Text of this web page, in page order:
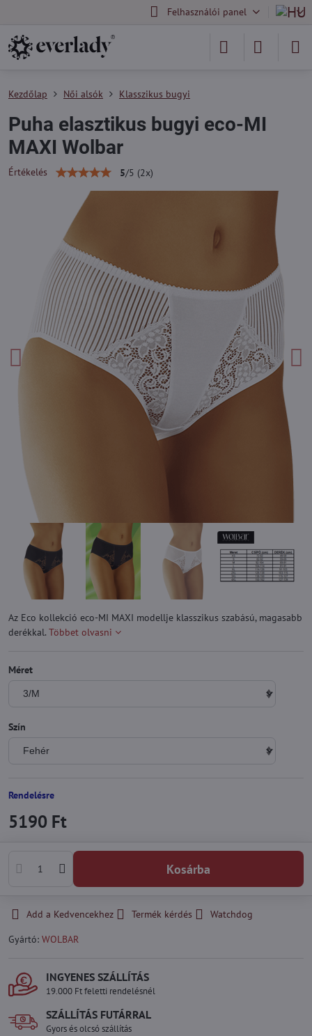
Felhasználói panel
Kezdőlap Női alsók Klasszikus bugyi
Puha elasztikus bugyi eco-MI
MAXI Wolbar
Értékelés 5/5 (2x)
Az Eco kollekció eco-MI MAXI modellje klasszikus szabású, magasabb
derékkal. Többet olvasni
Méret
Szín
Rendelésre
5190 Ft
Kosárba
Add a Kedvencekhez Termék kérdés
Watchdog
Gyártó: WOLBAR
INGYENES SZÁLLÍTÁS
19.000 Ft feletti rendelésnél
SZÁLLÍTÁS FUTÁRRAL
Gyors és olcsó szállítás